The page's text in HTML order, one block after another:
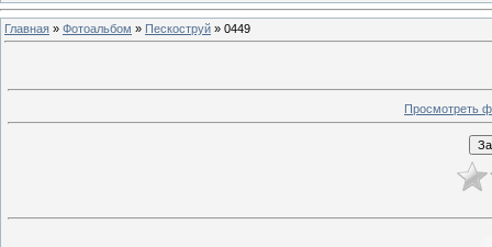
Главная » Фотоальбом » Пескоструй » 0449
Просмотреть